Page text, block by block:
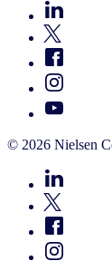
© 2026 Nielsen